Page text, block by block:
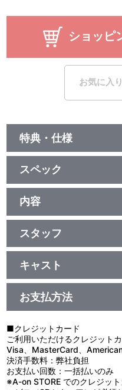
ショッピ
お気に入
特典・仕様
特典
作品解説書「MAX FILE③」
映像特典
ノンテロップオープニング、
スペック
品番：BCBS-2384
ジャンル：TV特撮
（本編96分＋特典16分）／ﾄﾞ
ﾄﾞ／カラー／確112分／10巻
内容
制作年度：2005年
【4話収録】
■第7話「星の破壊者」
“宇宙工作員ケサム登場！”
異常な次元振動の調査に向
れて山中を捜索するうち、深
カイトは巨大なカプセルを発
負った宇宙人・ケサムと出会
プセルは、そのための爆弾だ
■第8話「DASH壊滅！？」
“甲虫型宇宙怪獣バグダラス登
カイトの誕生パーティーの最
の活躍により、市街地への落
物・バグダラスが潜んでいた
スタッフ
第7話 脚本：梶 研吾・大倉崇
雄一
第8話 脚本：林 壮太郎／監
第9話 脚本：小林雄次／監督
第10話 脚本：黒田洋介／監
藤直行・中村理一郎／プロデ
平／制作プロデューサー：小
／音楽：蓜島邦明／ＣＧＩモ
ＧＩスーパーバイザー：鹿角
日本放送・円谷プロダクショ
キャスト
トウマ・カイト：青山草太／
カワ・ミズキ：長谷部 瞳／シ
ス／エリー：満島ひかり／ヒ
お支払方法
■クレジットカード
ご利用いただけるクレジットカ
Visa、MasterCard、
決済手数料：弊社負担
お支払い回数：一括払いのみ
※A-on STORE でのクレジッ